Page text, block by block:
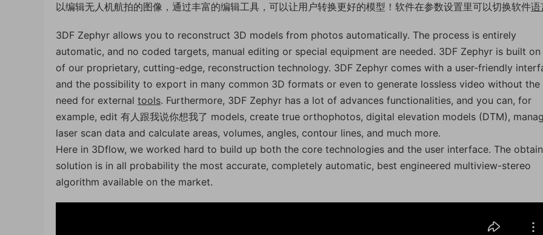
以编辑无人机航拍的图像，通过丰富的编辑工具，可以让用户转换更好的模型！软件在参数设置里可以切换软件语
3DF Zephyr allows you to reconstruct 3D models from photos automatically. The process is entirely
automatic, and no coded targets, manual editing or special equipment are needed. 3DF Zephyr is built
of our proprietary, cutting-edge, reconstruction technology. 3DF Zephyr comes with a user-friendly
and the possibility to export in many common 3D formats or even to generate lossless video without the
need for external tools. Furthermore, 3DF Zephyr has a lot of advances functionalities, and you can, for
example, edit 有人跟我说你想我了 models, create true orthophotos, digital elevation models (DTM),
laser scan data and calculate areas, volumes, angles, contour lines, and much more.
Here in 3Dflow, we worked hard to build up both the core technologies and the user interface. The
solution is in all probability the most accurate, completely automatic, best engineered multiview-stereo
algorithm available on the market.